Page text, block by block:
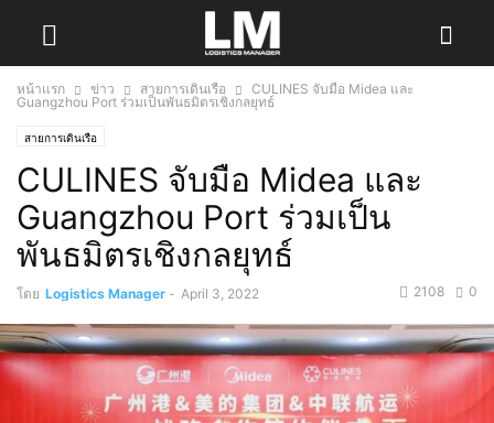
หน้าแรก ข่าว สายการเดินเรือ
CULINES จับมือ Midea และ
Guangzhou Port ร่วมเป็นพันธมิตรเชิงกลยุทธ์
สายการเดินเรือ
CULINES จับมือ Midea และ
Guangzhou Port ร่วมเป็น
พันธมิตรเชิงกลยุทธ์
โดย Logistics Manager - April 3, 2022 0
2108